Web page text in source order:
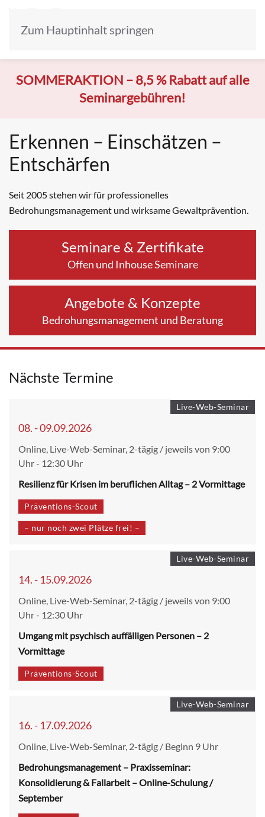
Zum Hauptinhalt springen
SOMMERAKTION –8,5 % Rabatt auf alle
Seminargebühren!
Erkennen – Einschätzen –
Entschärfen
Seit 2005 stehen wir für professionelles
Bedrohungsmanagement und wirksame Gewaltprävention.
Seminare & Zertifikate
Offen und Inhouse Seminare
Angebote & Konzepte
Bedrohungsmanagement und Beratung
Nächste Termine
08. - 09.09.2026
Online, Live-Web-Seminar, 2-tägig / jeweils von 9:00
Uhr - 12:30 Uhr
Live-Web-Seminar
Resilienz für Krisen im beruflichen Alltag – 2 Vormittage
Präventions-Scout
– nur noch zwei Plätze frei! –
14. - 15.09.2026
Online, Live-Web-Seminar, 2-tägig / jeweils von 9:00
Uhr - 12:30 Uhr
Live-Web-Seminar
Umgang mit psychisch auffälligen Personen – 2
Vormittage
Präventions-Scout
16. - 17.09.2026
Online, Live-Web-Seminar, 2-tägig / Beginn 9 Uhr
Live-Web-Seminar
Bedrohungsmanagement – Praxisseminar:
Konsolidierung & Fallarbeit – Online-Schulung /
September